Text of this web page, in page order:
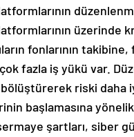
üzerinde
fonlarının
fazla iş yükü var.
riski daha
başlamasına
şartları, siber